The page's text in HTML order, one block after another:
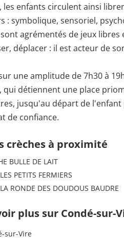
les enfants circulent ainsi
: symbolique, sensoriel,
agrémentés de jeux
déplacer : il est acteur de
une amplitude de 7h30 à
qui détiennent une place
jusqu'au départ de
de confiance.
crèches à proximité
BULLE DE LAIT
PETITS FERMIERS
RONDE DES DOUDOUS BAUDRE
plus sur Condé-sur-
sur-Vire